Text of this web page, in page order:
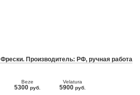
Фрески. Производитель: РФ, ручная работа
Beze
5300 руб.
Velatura
5900 руб.